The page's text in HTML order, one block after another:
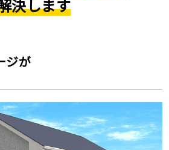
決します
ジが